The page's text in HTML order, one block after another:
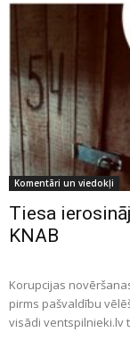
Komentāri un viedokļi
Tiesa
KNAB
Korupcijas
pirms pašvaldību
visādi ventspilnieki.lv